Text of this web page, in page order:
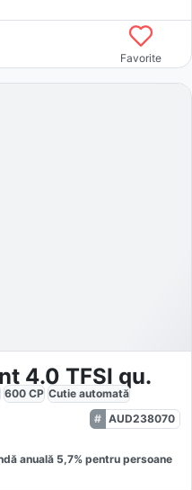
Favorite
4.0 TFSI qu.
600 CP Cutie automată
AUD238070
anuală 5,7% pentru persoane